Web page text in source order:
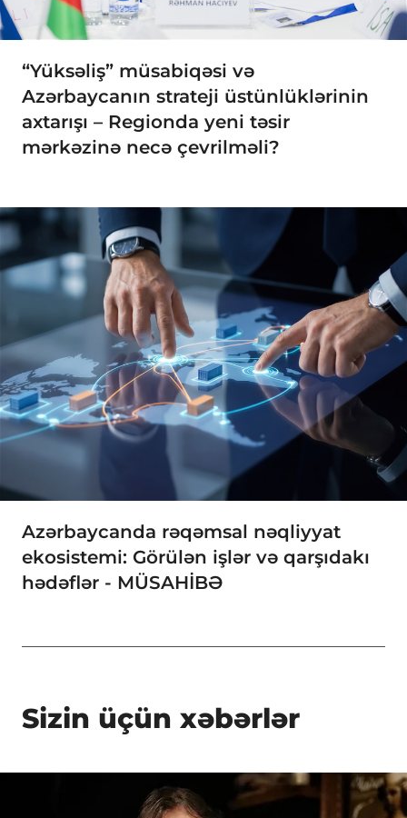
“Yüksəliş” müsabiqəsi və
Azərbaycanın strateji üstünlüklərinin
axtarışı – Regionda yeni təsir
mərkəzinə necə çevrilməli?
Azərbaycanda rəqəmsal nəqliyyat
ekosistemi: Görülən işlər və qarşıdakı
hədəflər - MÜSAHİBƏ
Sizin üçün xəbərlər